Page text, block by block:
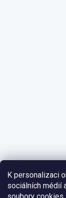
K personalizaci
sociálních médií